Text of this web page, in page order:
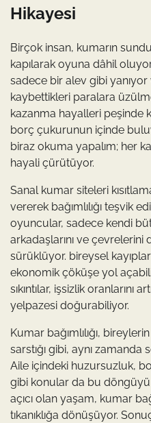
Hikayesi
Birçok insan, kumarın
kapılarak oyuna dâhil
sadece bir alev gibi yanıyor
kaybettikleri paralara
kazanma hayalleri peşinde
borç çukurunun içinde
biraz okuma yapalım; her
hayali çürütüyor.
Sanal kumar siteleri
vererek bağımlılığı teşvik
oyuncular, sadece kendi
arkadaşlarını ve çevrelerini
sürüklüyor. bireysel
ekonomik çöküşe yol
sıkıntılar, işsizlik oranlarını
yelpazesi doğurabiliyor.
Kumar bağımlılığı,
sarstığı gibi, aynı zamanda
Aile içindeki huzursuzluk,
gibi konular da bu
açıcı olan yaşam, kumar
tıkanıklığa dönüşüyor.